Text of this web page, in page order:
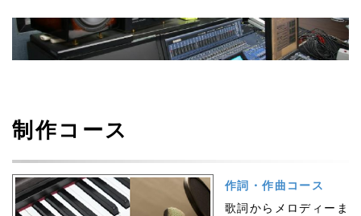
制作コース
作詞・作曲コース
歌詞からメロディーま